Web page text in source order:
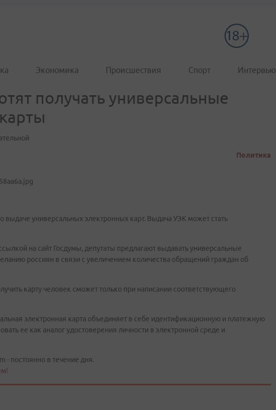
Экономика Происшествия Спорт Интервью
получать универсальные
Политика
выдаче универсальных электронных карт. Выдача УЭК может стать
на сайт Госдумы, депутаты предлагают выдавать универсальные
россиян в связи с увеличением количества обращений граждан об
карту человек сможет только при написании соответствующего
электронная карта объединяет в себе идентификационную и платежную
ее как аналог удостоверения личности в электронной среде и
- постоянно в течение дня.